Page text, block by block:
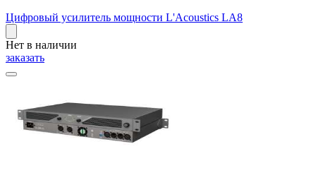
Цифровый усилитель мощности L'Acoustics LA8
Нет в наличии
заказать